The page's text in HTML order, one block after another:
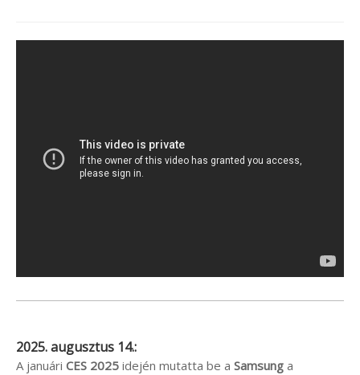
2025. augusztus 14.:
A januári CES 2025 idején mutatta be a Samsung a